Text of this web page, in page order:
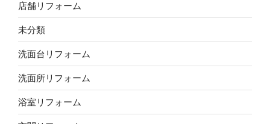
店舗リフォーム
未分類
洗面台リフォーム
洗面所リフォーム
浴室リフォーム